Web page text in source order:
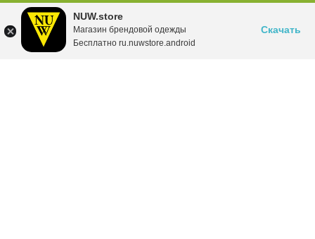
NUW.store
Магазин брендовой одежды
Бесплатно ru.nuwstore.android
Скачать